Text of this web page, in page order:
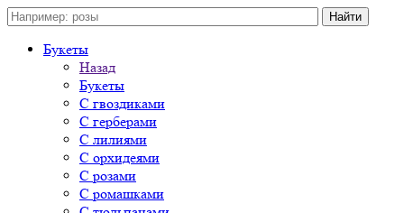
Букеты
Назад
Букеты
С гвоздиками
С герберами
С лилиями
С орхидеями
С розами
С ромашками